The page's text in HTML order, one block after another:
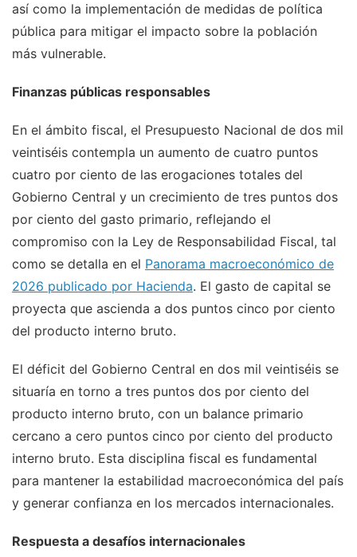
así como la implementación de medidas de política
pública para mitigar el impacto sobre la población
más vulnerable.
Finanzas públicas responsables
En el ámbito fiscal, el Presupuesto Nacional de dos mil
veintiséis contempla un aumento de cuatro puntos
cuatro por ciento de las erogaciones totales del
Gobierno Central y un crecimiento de tres puntos dos
por ciento del gasto primario, reflejando el
compromiso con la Ley de Responsabilidad Fiscal, tal
como se detalla en el Panorama macroeconómico de
2026 publicado por Hacienda. El gasto de capital se
proyecta que ascienda a dos puntos cinco por ciento
del producto interno bruto.
El déficit del Gobierno Central en dos mil veintiséis se
situaría en torno a tres puntos dos por ciento del
producto interno bruto, con un balance primario
cercano a cero puntos cinco por ciento del producto
interno bruto. Esta disciplina fiscal es fundamental
para mantener la estabilidad macroeconómica del país
y generar confianza en los mercados internacionales.
Respuesta a desafíos internacionales